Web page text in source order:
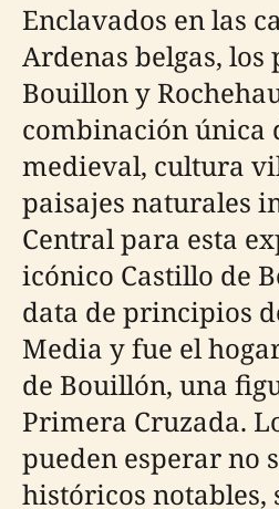
Enclavados en las
Ardenas belgas, los
Bouillon y
combinación única
medieval, cultura
paisajes naturales
Central para esta
icónico Castillo de
data de principios
Media y fue el
de Bouillón, una
Primera Cruzada.
pueden esperar no
históricos notables,